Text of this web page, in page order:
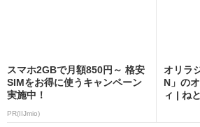
スマホ2GBで月額850円～ 格安
SIMをお得に使うキャンペーン
実施中！
PR(IIJmio)
オリラ
N」の
ィ | ね